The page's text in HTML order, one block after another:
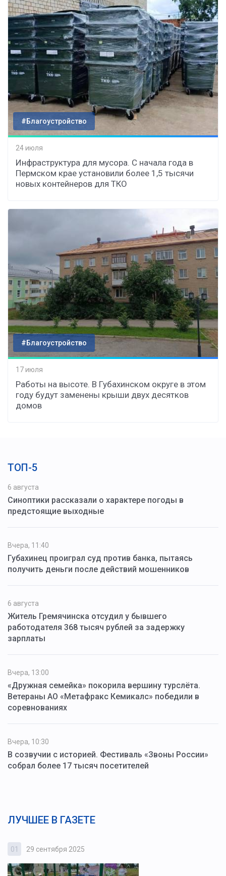
#Благоустройство
24 июля
Инфраструктура для мусора. С начала года в
Пермском крае установили более 1,5 тысячи
новых контейнеров для ТКО
#Благоустройство
17 июля
Работы на высоте. В Губахинском округе в этом
году будут заменены крыши двух десятков
домов
ТОП-5
6 августа
Синоптики рассказали о характере погоды в
предстоящие выходные
Вчера, 11:40
Губахинец проиграл суд против банка, пытаясь
получить деньги после действий мошенников
6 августа
Житель Гремячинска отсудил у бывшего
работодателя 368 тысяч рублей за задержку
зарплаты
Вчера, 13:00
«Дружная семейка» покорила вершину турслёта.
Ветераны АО «Метафракс Кемикалс» победили в
соревнованиях
Вчера, 10:30
В созвучии с историей. Фестиваль «Звоны России»
собрал более 17 тысяч посетителей
ЛУЧШЕЕ В ГАЗЕТЕ
01 29 сентября 2025